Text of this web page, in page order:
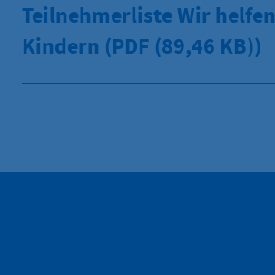
Teilnehmerliste Wir helfen
Kindern (PDF (89,46 KB))